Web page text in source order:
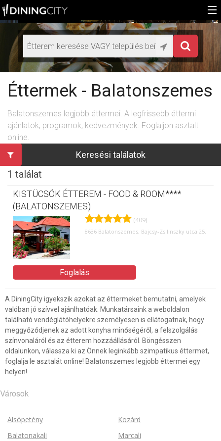
Főoldal
Médiaajánlat éttermeknek
HU
EN
Éttermek - Balatonszemes
Balatonszemes legjobb éttermei. A legfrissebb éttermi
ajánlatok, programok, kedvezmények. Foglaljon asztalt
online.
Keresési találatok
1 találat
KISTÜCSÖK ÉTTEREM - FOOD & ROOM****
(BALATONSZEMES)
(409)
8636 Balatonszemes, Bajcsy-Zsilinszky utca 25.
Foglalás
A DiningCity igyekszik azokat az éttermeket bemutatni, amelyek
valóban jó szívvel ajánlhatóak. Munkatársaink a weboldalon
található vendéglátóhelyekre személyesen is ellátogatnak, hogy
meggyőződjenek az adott konyha minőségéről, a felszolgálás
színvonaláról és az étterem hozzáállásáról. Böngésszen
oldalunkon, válassza ki az Önnek leginkább szimpatikus éttermet,
foglalja le asztalát online! Balatonszemes legjobb éttermei egy
helyen!
Városok
Alsópetény
Balatonakali
Kozárd
Marcali